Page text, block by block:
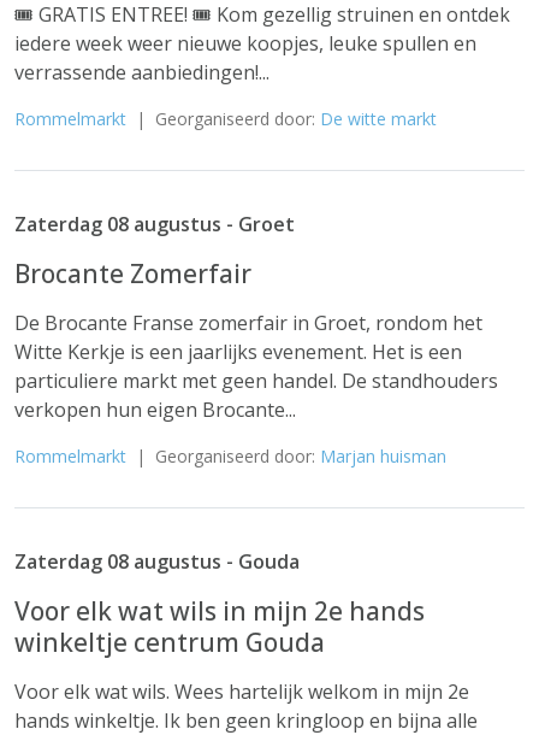
🎟️ GRATIS ENTREE! 🎟️ Kom gezellig struinen en ontdek
iedere week weer nieuwe koopjes, leuke spullen en
verrassende aanbiedingen!...
Rommelmarkt | Georganiseerd door: De witte markt
Zaterdag 08 augustus - Groet
Brocante Zomerfair
De Brocante Franse zomerfair in Groet, rondom het
Witte Kerkje is een jaarlijks evenement. Het is een
particuliere markt met geen handel. De standhouders
verkopen hun eigen Brocante...
Rommelmarkt | Georganiseerd door: Marjan huisman
Zaterdag 08 augustus - Gouda
Voor elk wat wils in mijn 2e hands
winkeltje centrum Gouda
Voor elk wat wils. Wees hartelijk welkom in mijn 2e
hands winkeltje. Ik ben geen kringloop en bijna alle